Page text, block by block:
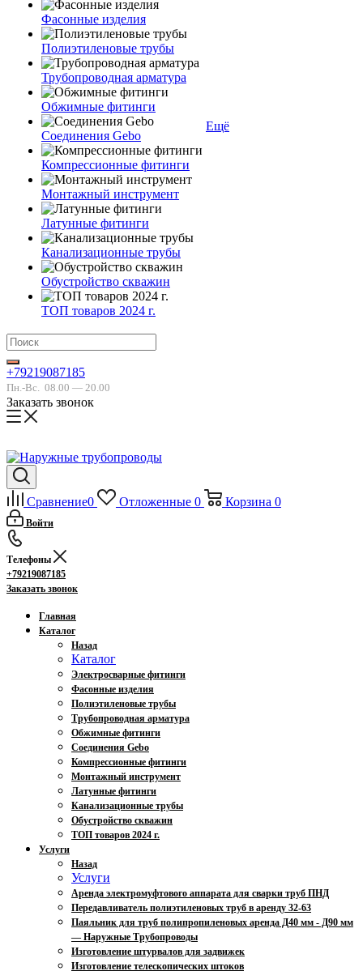
Фасонные изделия
Полиэтиленовые трубы
Трубопроводная арматура
Обжимные фитинги
Соединения Gebo
Компрессионные фитинги
Монтажный инструмент
Латунные фитинги
Канализационные трубы
Обустройство скважин
ТОП товаров 2024 г.
Ещё
+79219087185
Пн.-Вс. 08.00 — 20.00
Заказать звонок
Сравнение0 Отложенные 0 Корзина 0
Войти
Телефоны
+79219087185
Заказать звонок
Главная
Каталог
Назад
Каталог
Электросварные фитинги
Фасонные изделия
Полиэтиленовые трубы
Трубопроводная арматура
Обжимные фитинги
Соединения Gebo
Компрессионные фитинги
Монтажный инструмент
Латунные фитинги
Канализационные трубы
Обустройство скважин
ТОП товаров 2024 г.
Услуги
Назад
Услуги
Аренда электромуфтового аппарата для сварки труб ПНД
Передавливатель полиэтиленовых труб в аренду 32-63
Паяльник для труб полипропиленовых аренда Д40 мм - Д90 мм
— Наружные Трубопроводы
Изготовление штурвалов для задвижек
Изготовление телескопических штоков